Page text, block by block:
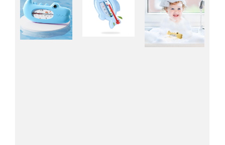
Conectori/doze
Corpuri de iluminat
Lampi solare